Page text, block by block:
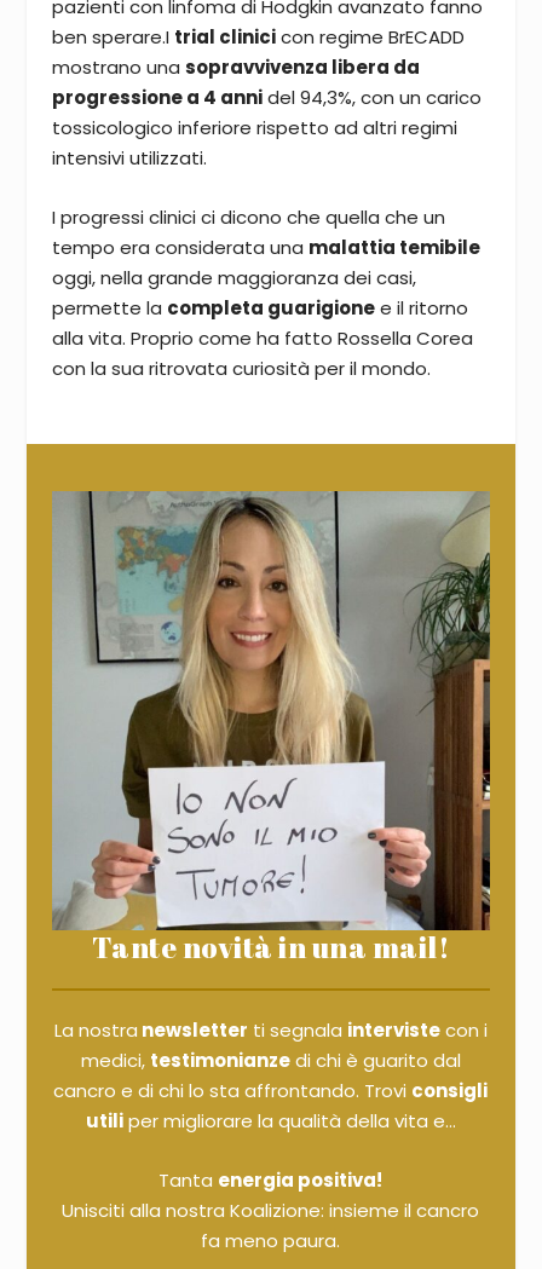
pazienti con linfoma di Hodgkin avanzato fanno
ben sperare.I trial clinicicon regime BrECADD
mostrano una sopravvivenza libera da
progressione a 4 annidel 94,3%, con un carico
tossicologico inferiore rispetto ad altri regimi
intensivi utilizzati.
I progressi clinici ci dicono che quella che un
tempo era considerata una malattia temibile
oggi, nella grande maggioranza dei casi,
permette la completa guarigionee il ritorno
alla vita. Proprio come ha fatto Rossella Corea
con la sua ritrovata curiosità per il mondo.
Tante novità in una mail!
La nostra newsletter ti segnala intervistecon i
medici, testimonianzedi chi è guarito dal
cancro e di chi lo sta affrontando. Trovi consigli
utiliper migliorare la qualità della vita e...
Tanta energia positiva!
Unisciti alla nostra Koalizione: insieme il cancro
fa meno paura.